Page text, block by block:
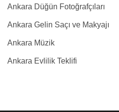
Ankara Düğün Fotoğrafçıları
Ankara Gelin Saçı ve Makyajı
Ankara Müzik
Ankara Evlilik Teklifi